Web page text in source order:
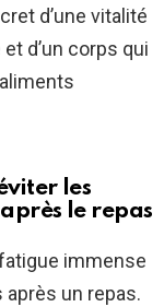
d’une vitalité
d’un corps qui
les
le repas
immense
un repas.